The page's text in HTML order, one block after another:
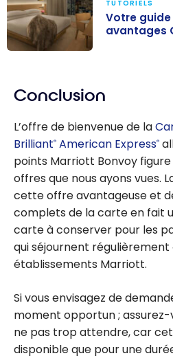
avantages
Marriott
TUTORIELS
Votre
avantages
Conclusion
L’offre de bienvenue de la
Brilliant® American Express®
points Marriott Bonvoy
offres que nous ayons vues.
cette offre avantageuse et
complets de la carte en fait
carte à conserver pour les
qui séjournent régulièrement
établissements Marriott.
Si vous envisagez de
moment opportun ;
ne pas trop attendre, car
disponible que pour une